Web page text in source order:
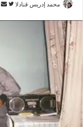
محمد إدريس قنادلا
ى
ت
و
ي
ت
ا